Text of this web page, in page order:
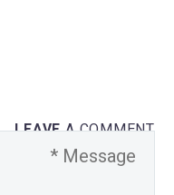
LEAVEA COMMENT